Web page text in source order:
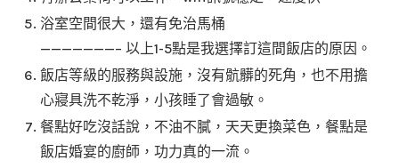
浴室空間很大，還有免治馬桶
———————– 以上1-5點是我選擇訂這間飯店的原因。
飯店等級的服務與設施，沒有骯髒的死角，也不用擔
心寢具洗不乾淨，小孩睡了會過敏。
餐點好吃沒話說，不油不膩，天天更換菜色，餐點是
飯店婚宴的廚師，功力真的一流。